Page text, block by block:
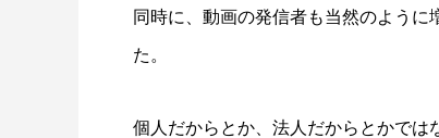
同時に、動画の発信者も当然のよう
た。
個人だからとか、法人だからとかで